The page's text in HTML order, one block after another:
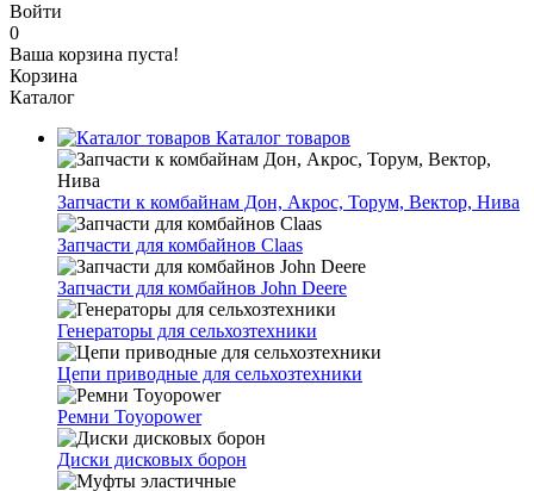
Войти
0
Ваша корзина пуста!
Корзина
Каталог
Каталог товаров
Запчасти к комбайнам Дон, Акрос, Торум, Вектор, Нива
Запчасти для комбайнов Claas
Запчасти для комбайнов John Deere
Генераторы для сельхозтехники
Цепи приводные для сельхозтехники
Ремни Toyopower
Диски дисковых борон